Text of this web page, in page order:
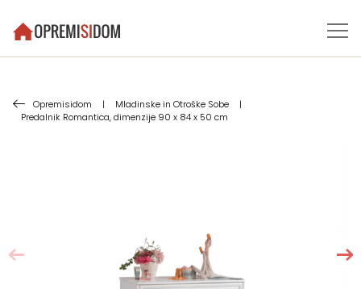
Opremisidom | Mladinske in Otroške Sobe
|
Predalnik Romantica, dimenzije 90 x 84 x 50 cm